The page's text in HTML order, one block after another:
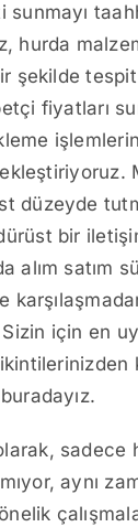
sunmayı
hurda
şekilde
fiyatları
düzeyde
bir
alım satım
için en
sadece
aynı